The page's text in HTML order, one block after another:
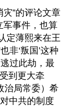
”的评论文章
军事件，也算
定薄熙来在王
非‘叛国’这种
过此劫，最
到更大牵
治局常委）希
中共的制度